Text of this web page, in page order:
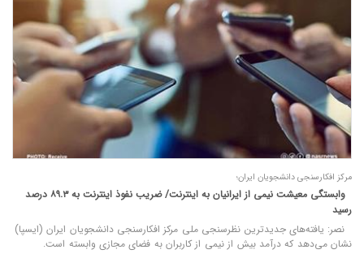
مرکز افکارسنجی دانشجویان ایران؛
وابستگی معیشت نیمی از ایرانیان به اینترنت/ ضریب نفوذ اینترنت به ۸۹.۳ درصد
رسید
نصر: یافته‌های جدیدترین نظرسنجی ملی مرکز افکارسنجی دانشجویان ایران (ایسپا)
نشان می‌دهد که درآمد بیش از نیمی از کاربران به فضای مجازی وابسته است.